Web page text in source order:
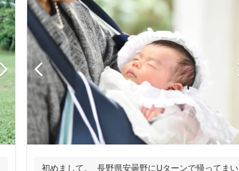
初めまして。 長野県安曇野にUターンで帰ってまい